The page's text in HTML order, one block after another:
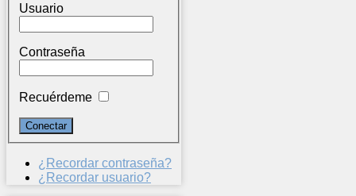
Usuario
Contraseña
Recuérdeme
¿Recordar contraseña?
¿Recordar usuario?